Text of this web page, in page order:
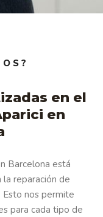
en el
en
Barcelona está
reparación de
nos permite
para cada tipo de